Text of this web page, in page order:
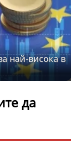
най-висока в
да